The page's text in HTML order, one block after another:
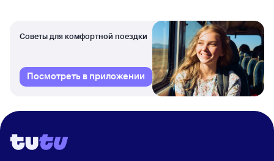
Советы для комфортной поездки
Посмотреть в приложении